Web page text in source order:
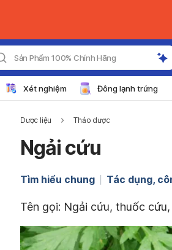
Sản Phẩm 100% Chính Hãng
Xét nghiệm Đông lạnh trứng
Dược liệu Thảo dược
Ngải cứu
Tìm hiểu chung Tác dụng,
Tên gọi: Ngải cứu, thuốc